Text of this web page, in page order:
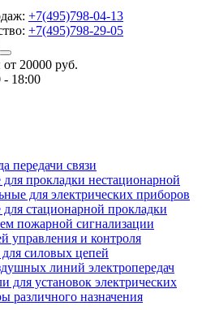
+7(495)798-04-13
+7(495)798-29-05
20000 руб.
18:00
передачи связи
прокладки нестационарной
для электрических приборов
стационарной прокладки
пожарной сигнализации
управления и контроля
силовых цепей
линий электропередач
для установок электрических
различного назначения